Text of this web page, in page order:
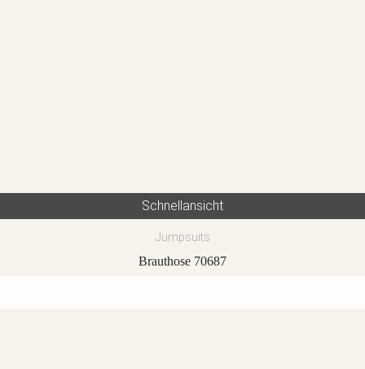
Schnellansicht
Jumpsuits
Brauthose 70687